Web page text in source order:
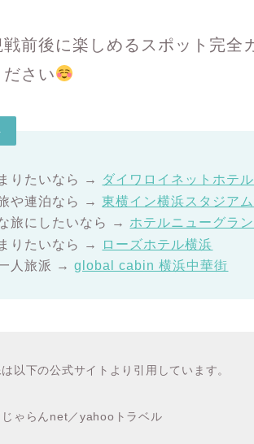
戦前後に楽しめるスポット完全
さい
りたいなら → ダイワロイネットホテ
や連泊なら
→東横イン横浜スタジアム
旅にしたいなら
→ ホテルニューグラ
りたいなら
→
ローズホテル横浜
人旅派 →global cabin 横浜中華街
以下の公式サイトより引用しています。
ゃらんnet／yahooトラベル